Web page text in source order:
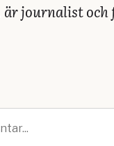
är journalist